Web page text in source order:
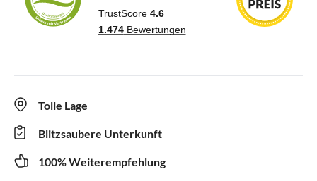
Tolle Lage
Blitzsaubere Unterkunft
100% Weiterempfehlung